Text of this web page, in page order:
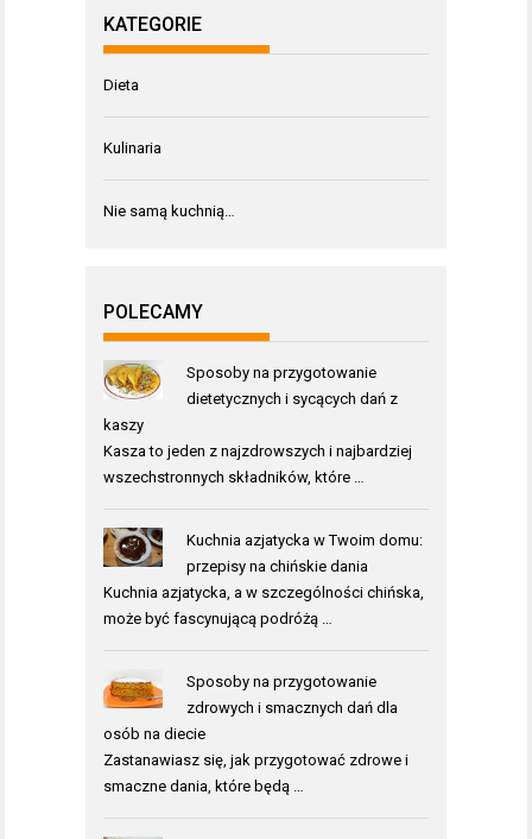
KATEGORIE
Dieta
Kulinaria
Nie samą kuchnią…
POLECAMY
Sposoby na przygotowanie
dietetycznych i sycących dań z
kaszy
Kasza to jeden z najzdrowszych i najbardziej
wszechstronnych składników, które …
Kuchnia azjatycka w Twoim domu:
przepisy na chińskie dania
Kuchnia azjatycka, a w szczególności chińska,
może być fascynującą podróżą …
Sposoby na przygotowanie
zdrowych i smacznych dań dla
osób na diecie
Zastanawiasz się, jak przygotować zdrowe i
smaczne dania, które będą …